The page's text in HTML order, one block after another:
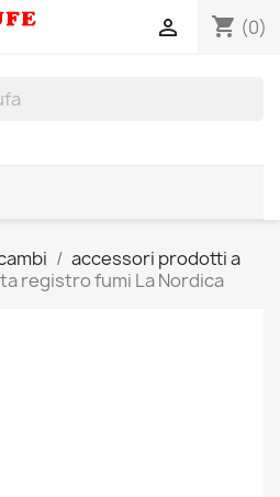
shopping_cart (0)

accessori prodotti a
registro fumi La Nordica